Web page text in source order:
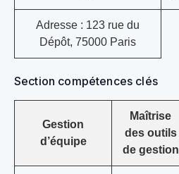
Adresse : 123 rue du
Dépôt, 75000 Paris
Section compétences clés
Gestion
d’équipe
Maîtrise
des outils
de gestion